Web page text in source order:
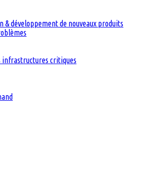
& développement de nouveaux produits
infrastructures critiques